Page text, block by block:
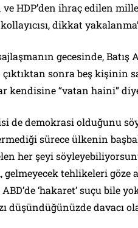
HDP’den ihraç edilen
kollayıcısı, dikkat
gecesinde, Batış
sonra beş kişinin
kendisine “vatan haini”
de demokrasi olduğunu
sürece ülkenin
her şeyi
gelmeyecek tehlikeleri
‘hakaret’ suçu bile
düşündüğünüzde davacı